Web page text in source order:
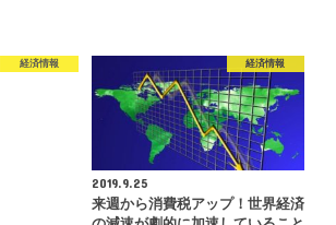
経済情報 経済情報
2019.9.25
来週から消費税アップ！世界経済